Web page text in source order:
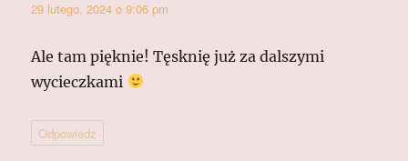
29 lutego, 2024 o 9:06 pm
Ale tam pięknie! Tęsknię już za dalszymi
wycieczkami
Odpowiedz